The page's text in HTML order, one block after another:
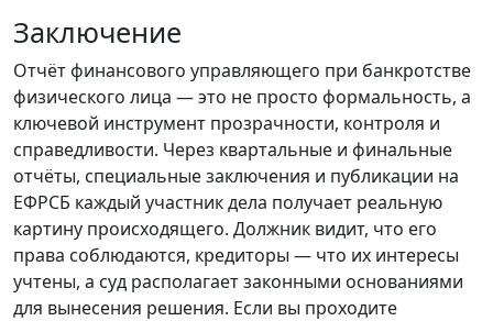
Заключение
Отчёт финансового управляющего при банкротстве
физического лица — это не просто формальность, а
ключевой инструмент прозрачности, контроля и
справедливости. Через квартальные и финальные
отчёты, специальные заключения и публикации на
ЕФРСБ каждый участник дела получает реальную
картину происходящего. Должник видит, что его
права соблюдаются, кредиторы — что их интересы
учтены, а суд располагает законными основаниями
для вынесения решения. Если вы проходите